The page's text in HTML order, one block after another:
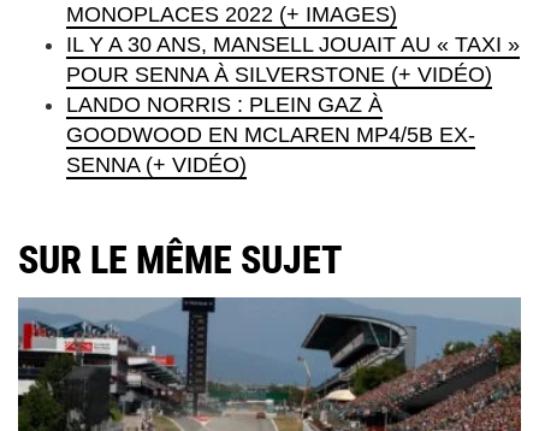
MONOPLACES 2022 (+ IMAGES)
IL Y A 30 ANS, MANSELL JOUAIT AU « TAXI »
POUR SENNA À SILVERSTONE (+ VIDÉO)
LANDO NORRIS : PLEIN GAZ À
GOODWOOD EN MCLAREN MP4/5B EX-
SENNA (+ VIDÉO)
SUR LE MÊME SUJET